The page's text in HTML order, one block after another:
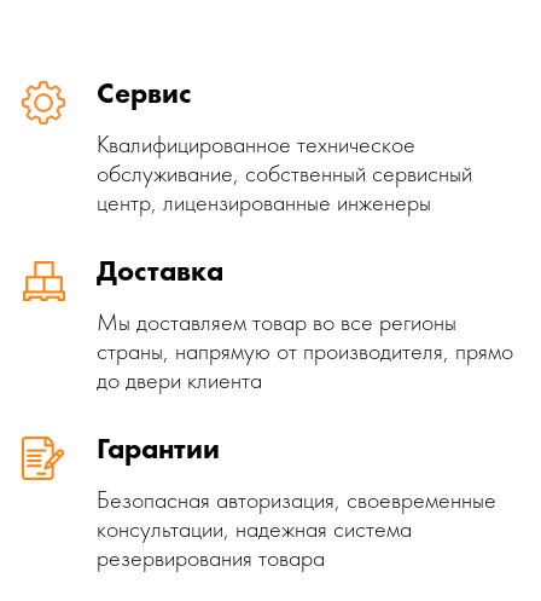
Сервис
Квалифицированное техническое
обслуживание, собственный сервисный
центр, лицензированные инженеры
Доставка
Мы доставляем товар во все регионы
страны, напрямую от производителя, прямо
до двери клиента
Гарантии
Безопасная авторизация, своевременные
консультации, надежная система
резервирования товара